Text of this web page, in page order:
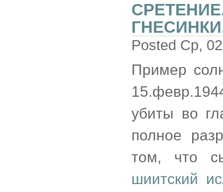
Posted Ср,
Пример
убиты во
полное
том, что
шиитский